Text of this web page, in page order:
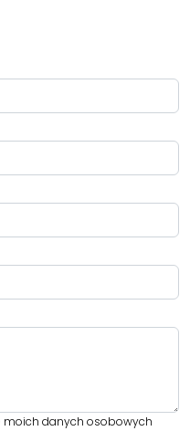
moich danych osobowych